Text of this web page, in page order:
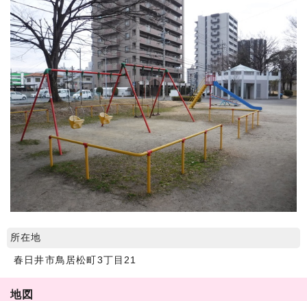
所在地
春日井市鳥居松町3丁目21
地図